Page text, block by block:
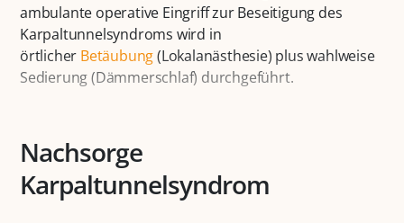
ambulante operative Eingriff zur Beseitigung des
Karpaltunnelsyndroms wird in
örtlicher Betäubung(Lokalanästhesie) plus wahlweise
Sedierung (Dämmerschlaf) durchgeführt.
Nachsorge
Karpaltunnelsyndrom